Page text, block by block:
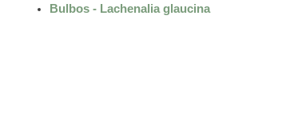
Bulbos - Lachenalia glaucina